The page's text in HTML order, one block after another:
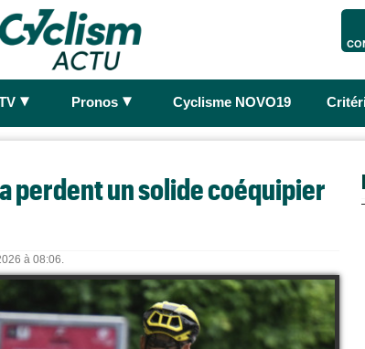
► Pronos ► Cyclisme NOVO19
perdent un solide coéquipier
à 08:06.